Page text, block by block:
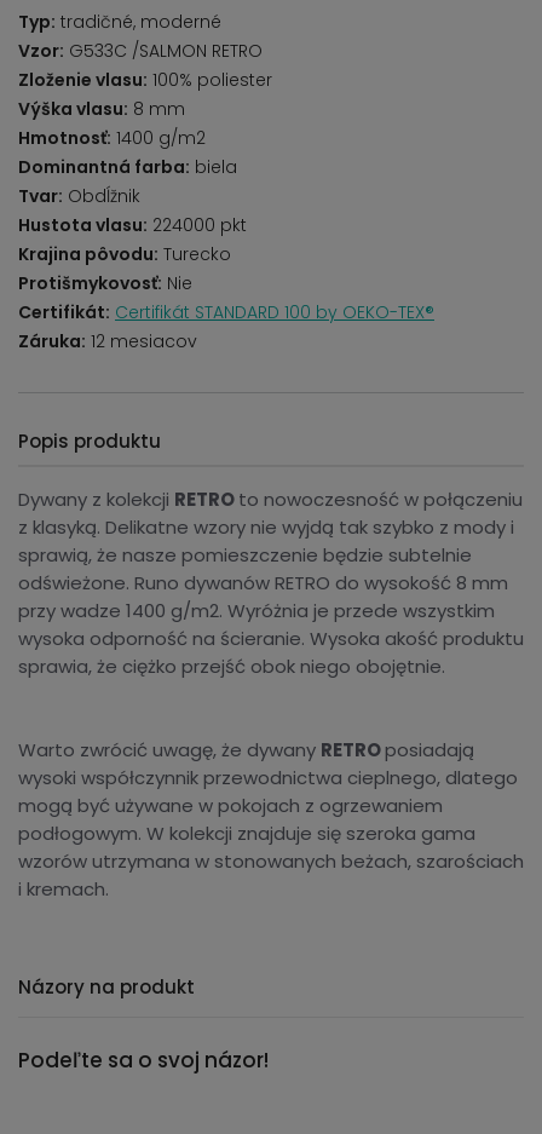
Typ: tradičné, moderné
Vzor: G533C /SALMON RETRO
Zloženie vlasu: 100% poliester
Výška vlasu: 8 mm
Hmotnosť: 1400 g/m2
Dominantná farba: biela
Tvar: Obdĺžnik
Hustota vlasu: 224000 pkt
Krajina pôvodu: Turecko
Protišmykovosť: Nie
Certifikát: Certifikát STANDARD 100 by OEKO-TEX®
Záruka: 12 mesiacov
Popis produktu
Dywany z kolekcji RETROto nowoczesność w połączeniu
z klasyką. Delikatne wzory nie wyjdą tak szybko z mody i
sprawią, że nasze pomieszczenie będzie subtelnie
odświeżone. Runo dywanów RETRO do wysokość 8 mm
przy wadze 1400 g/m2. Wyróżnia je przede wszystkim
wysoka odporność na ścieranie. Wysoka akość produktu
sprawia, że ciężko przejść obok niego obojętnie.
Warto zwrócić uwagę, że dywany RETROposiadają
wysoki współczynnik przewodnictwa cieplnego, dlatego
mogą być używane w pokojach z ogrzewaniem
podłogowym. W kolekcji znajduje się szeroka gama
wzorów utrzymana w stonowanych beżach, szarościach
i kremach.
Názory na produkt
Podeľte sa o svoj názor!